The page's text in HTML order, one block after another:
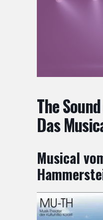
The
Das
Musical